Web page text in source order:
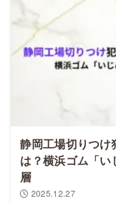
静岡工場切りつ
は？横浜ゴム「
層
2025.12.27